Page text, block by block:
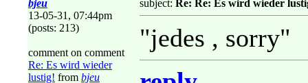
bjeu
13-05-31, 07:44pm
(posts: 213)
comment on comment
Re: Es wird wieder
lustig! from bjeu
subject: Re: Re: Es wird wieder
"jedes , sorry"